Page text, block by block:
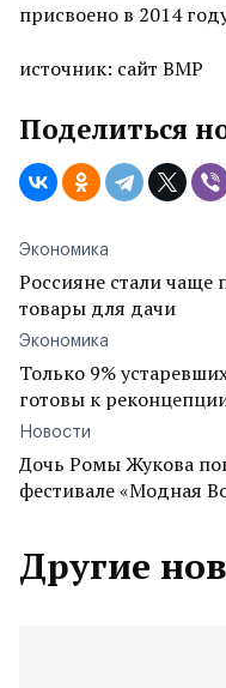
присвоено в 2014
источник: сайт ВМР
Поделиться
Экономика
Россияне стали чаще
товары для дачи
Экономика
Только 9%
готовы к
Новости
Дочь Ромы Жукова
фестивале «Модная
Другие